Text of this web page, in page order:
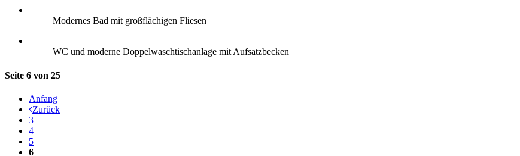
Modernes Bad mit großflächigen Fliesen
WC und moderne Doppelwaschtischanlage mit Aufsatzbecken
Seite 6 von 25
Anfang
Zurück
3
4
5
6